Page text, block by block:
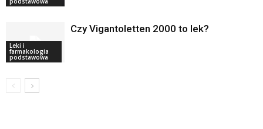
Leki i
farmakologia
podstawowa
Czy Vigantoletten 2000 to lek?